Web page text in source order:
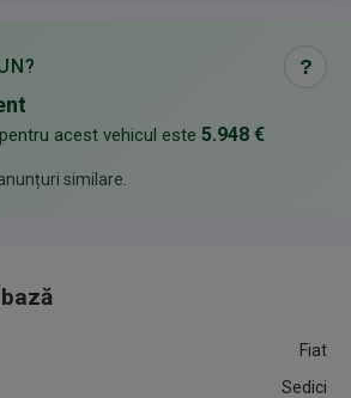
?
acest vehicul este 5.948 €
similare
Fiat
Sedici